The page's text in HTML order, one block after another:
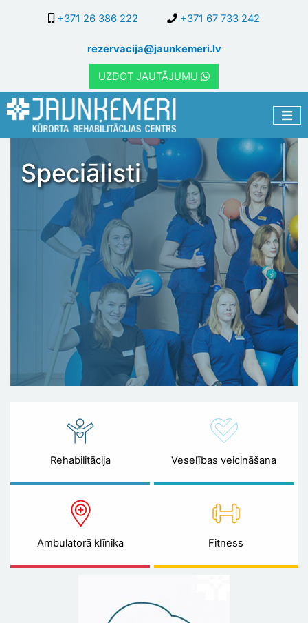
galveno
saturu
+371 26 386 222 +371 67 733 242
rezervacija@jaunkemeri.lv
UZDOT JAUTĀJUMU
Speciālisti
Rehabilitācija Veselības veicināšana
Ambulatorā klīnika Fitness